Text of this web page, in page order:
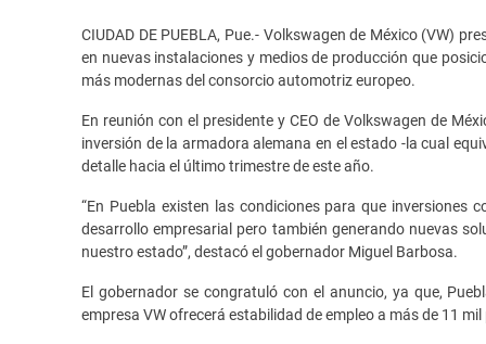
CIUDAD DE PUEBLA, Pue.- Volkswagen de México (VW)
en nuevas instalaciones y medios de producción que
más modernas del consorcio automotriz europeo.
En reunión con el presidente y CEO de Volkswagen de
inversión de la armadora alemana en el estado -la cual
detalle hacia el último trimestre de este año.
“En Puebla existen las condiciones para que inversiones
desarrollo empresarial pero también generando nuevas
nuestro estado”, destacó el gobernador Miguel Barbosa.
El gobernador se congratuló con el anuncio, ya que,
empresa VW ofrecerá estabilidad de empleo a más de 11